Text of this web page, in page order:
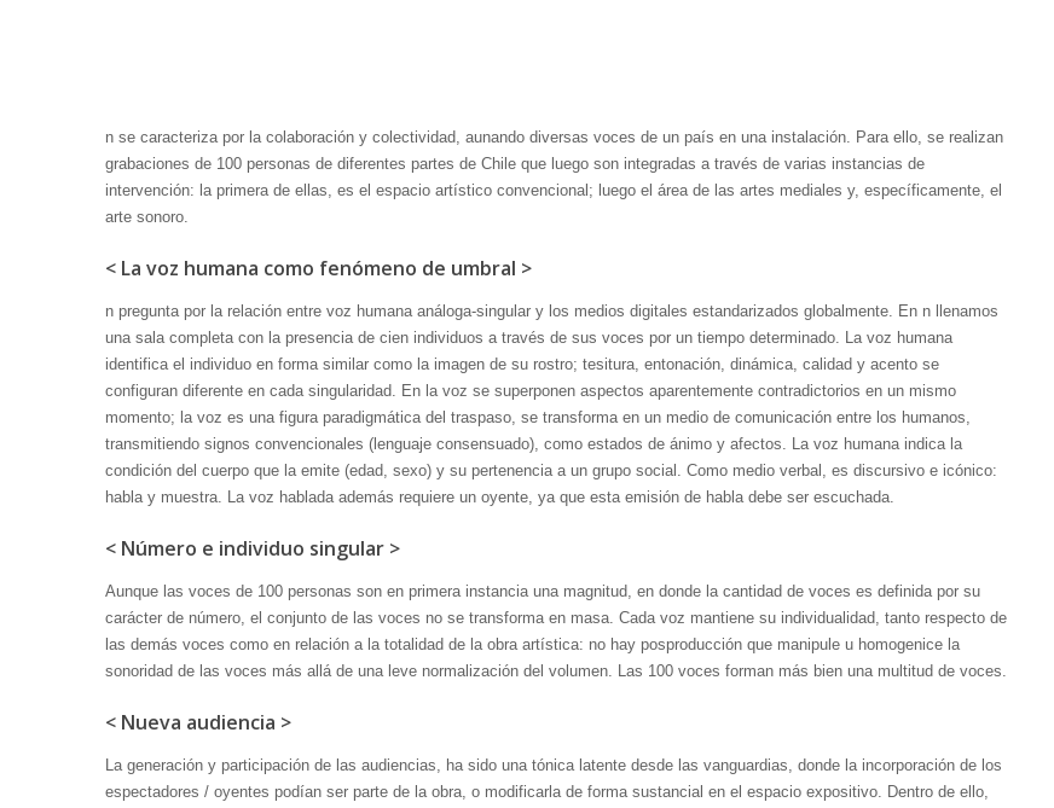
n se caracteriza por la colaboración y colectividad, aunando diversas voces de un país en una instalación. Para ello, se realizan
grabaciones de 100 personas de diferentes partes de Chile que luego son integradas a través de varias instancias de
intervención: la primera de ellas, es el espacio artístico convencional; luego el área de las artes mediales y, específicamente, el
arte sonoro.
< La voz humana como fenómeno de umbral >
n pregunta por la relación entre voz humana análoga-singular y los medios digitales estandarizados globalmente. En n llenamos
una sala completa con la presencia de cien individuos a través de sus voces por un tiempo determinado. La voz humana
identifica el individuo en forma similar como la imagen de su rostro; tesitura, entonación, dinámica, calidad y acento se
configuran diferente en cada singularidad. En la voz se superponen aspectos aparentemente contradictorios en un mismo
momento; la voz es una figura paradigmática del traspaso, se transforma en un medio de comunicación entre los humanos,
transmitiendo signos convencionales (lenguaje consensuado), como estados de ánimo y afectos. La voz humana indica la
condición del cuerpo que la emite (edad, sexo) y su pertenencia a un grupo social. Como medio verbal, es discursivo e icónico:
habla y muestra. La voz hablada además requiere un oyente, ya que esta emisión de habla debe ser escuchada.
< Número e individuo singular >
Aunque las voces de 100 personas son en primera instancia una magnitud, en donde la cantidad de voces es definida por su
carácter de número, el conjunto de las voces no se transforma en masa. Cada voz mantiene su individualidad, tanto respecto de
las demás voces como en relación a la totalidad de la obra artística: no hay posproducción que manipule u homogenice la
sonoridad de las voces más allá de una leve normalización del volumen. Las 100 voces forman más bien una multitud de voces.
< Nueva audiencia >
La generación y participación de las audiencias, ha sido una tónica latente desde las vanguardias, donde la incorporación de los
espectadores / oyentes podían ser parte de la obra, o modificarla de forma sustancial en el espacio expositivo. Dentro de ello,